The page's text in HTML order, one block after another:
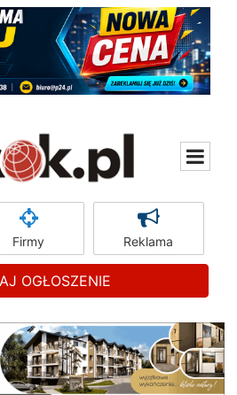
Firmy Reklama
OGŁOSZENIE